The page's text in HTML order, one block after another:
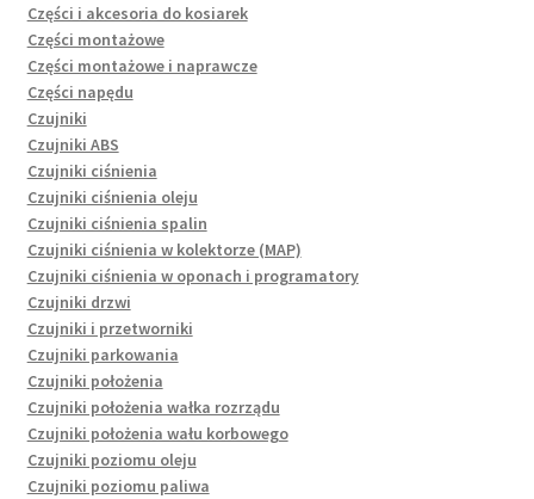
Części i akcesoria do kosiarek
Części montażowe
Części montażowe i naprawcze
Części napędu
Czujniki
Czujniki ABS
Czujniki ciśnienia
Czujniki ciśnienia oleju
Czujniki ciśnienia spalin
Czujniki ciśnienia w kolektorze (MAP)
Czujniki ciśnienia w oponach i programatory
Czujniki drzwi
Czujniki i przetworniki
Czujniki parkowania
Czujniki położenia
Czujniki położenia wałka rozrządu
Czujniki położenia wału korbowego
Czujniki poziomu oleju
Czujniki poziomu paliwa